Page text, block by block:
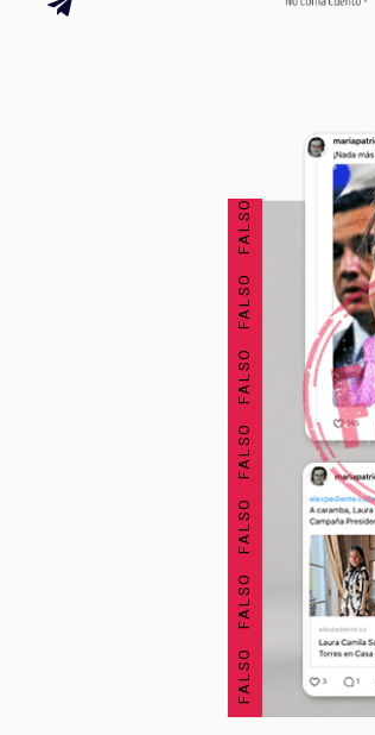
FALSO FALSO FALSO FALSO FALSO FALSO FALSO FALSO